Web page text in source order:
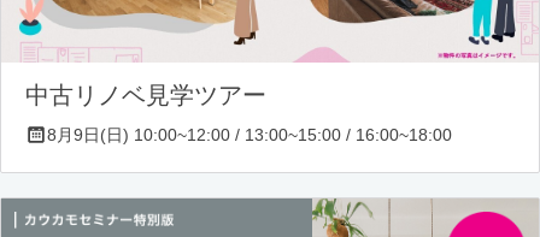
中古リノベ見学ツアー
8月9日(日) 10:00~12:00 / 13:00~15:00 / 16:00~18:00